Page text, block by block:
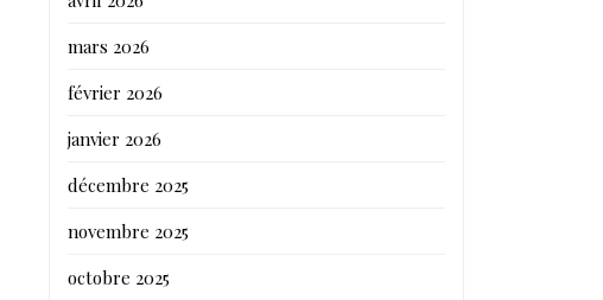
mars 2026
février 2026
janvier 2026
décembre 2025
novembre 2025
octobre 2025